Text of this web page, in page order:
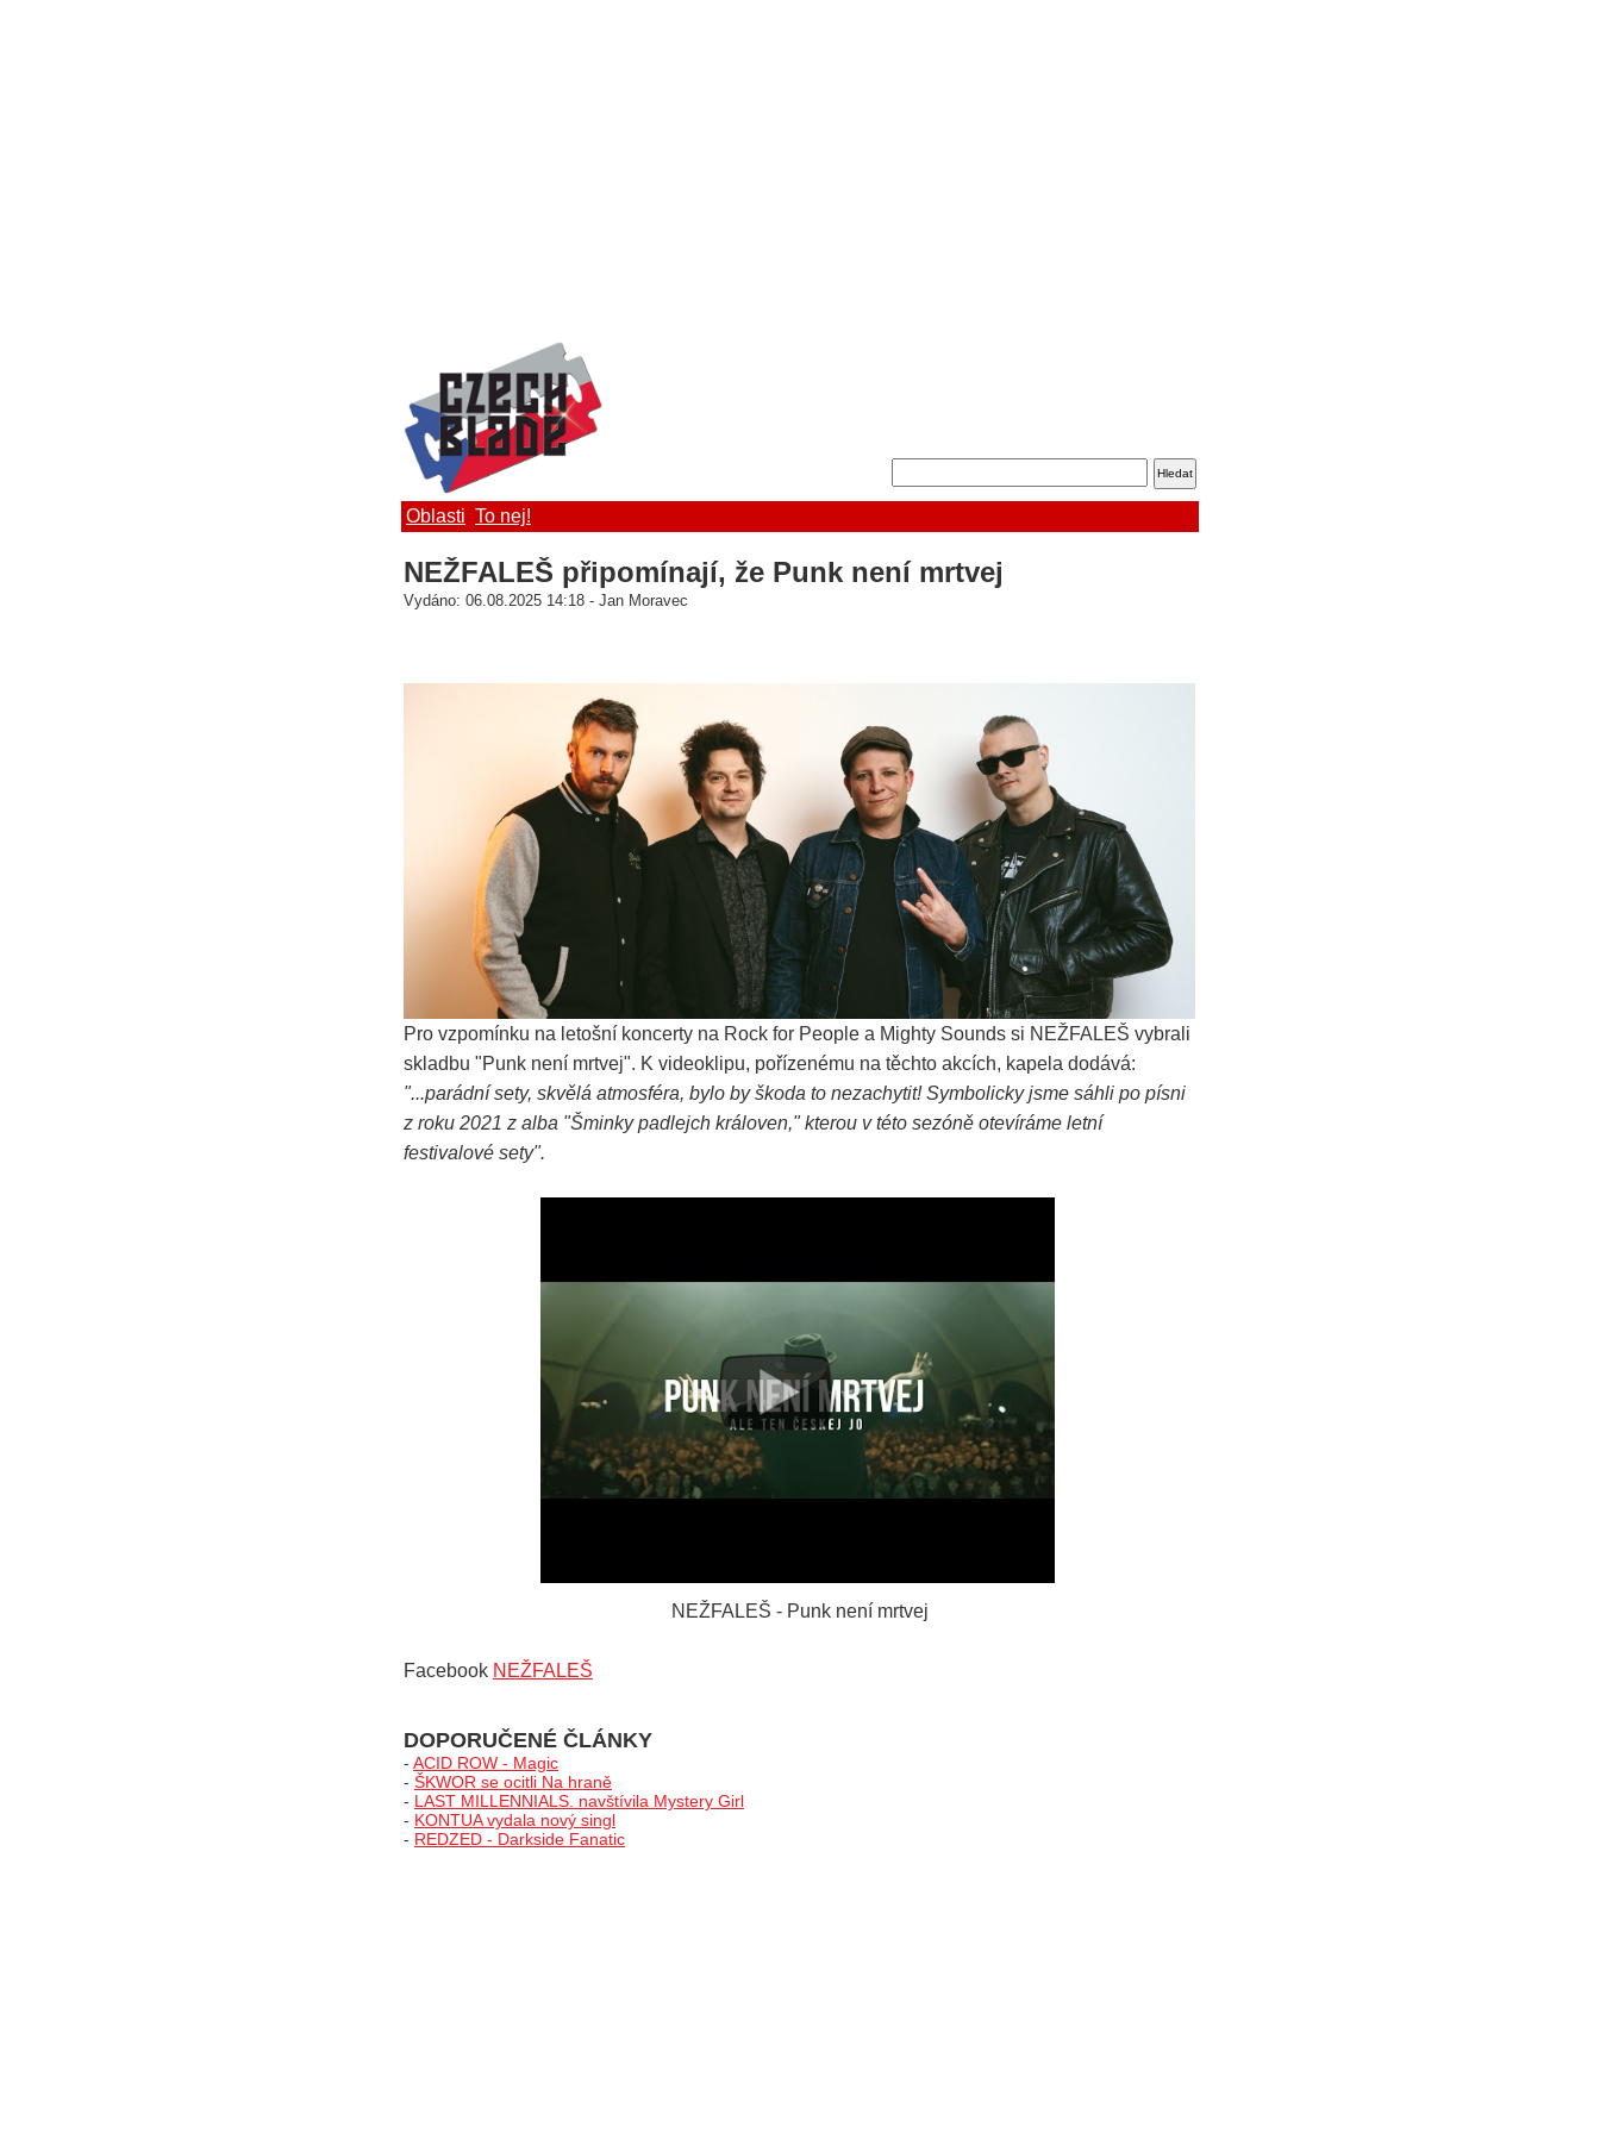
Oblasti To nej!
NEŽFALEŠ připomínají, že Punk není mrtvej
Vydáno: 06.08.2025 14:18 - Jan Moravec
Pro vzpomínku na letošní koncerty na Rock for People a Mighty Sounds si NEŽFALEŠ vybrali
skladbu "Punk není mrtvej". K videoklipu, pořízenému na těchto akcích, kapela dodává:
"...parádní sety, skvělá atmosféra, bylo by škoda to nezachytit! Symbolicky jsme sáhli po písni
z roku 2021 z alba "Šminky padlejch královen," kterou v této sezóně otevíráme letní
festivalové sety".
NEŽFALEŠ - Punk není mrtvej
Facebook NEŽFALEŠ
DOPORUČENÉ ČLÁNKY
- ACID ROW - Magic
- ŠKWOR se ocitli Na hraně
- LAST MILLENNIALS. navštívila Mystery Girl
- KONTUA vydala nový singl
- REDZED - Darkside Fanatic